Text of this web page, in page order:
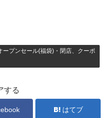
プンセール(福袋)・閉店、クーポ
する
はてブ